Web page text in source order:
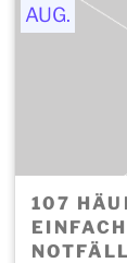
AUG.
107